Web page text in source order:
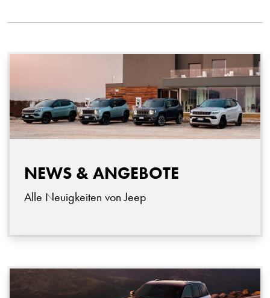
NEWS & ANGEBOTE
Alle Neuigkeiten von Jeep